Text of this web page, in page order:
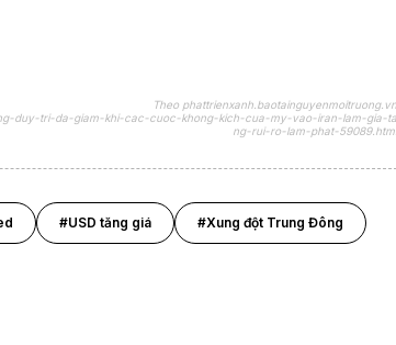
Theo phattrienxanh.baotainguyenmoitruong.vn
duy-tri-da-giam-khi-cac-cuoc-khong-kich-cua-my-vao-iran-lam-gia-ta
ng-rui-ro-lam-phat-59089.html
#USD tăng giá #Xung đột Trung Đông